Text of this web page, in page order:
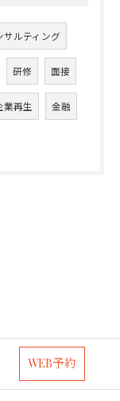
サルティング
研修 面接
業再生 金融
WEB予約